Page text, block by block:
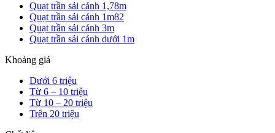
Quạt trần sải cánh 1,78m
Quạt trần sải cánh 1m82
Quạt trần sải cánh 3m
Quạt trần sải cánh dưới 1m
Khoảng giá
Dưới 6 triệu
Từ 6 – 10 triệu
Từ 10 – 20 triệu
Trên 20 triệu